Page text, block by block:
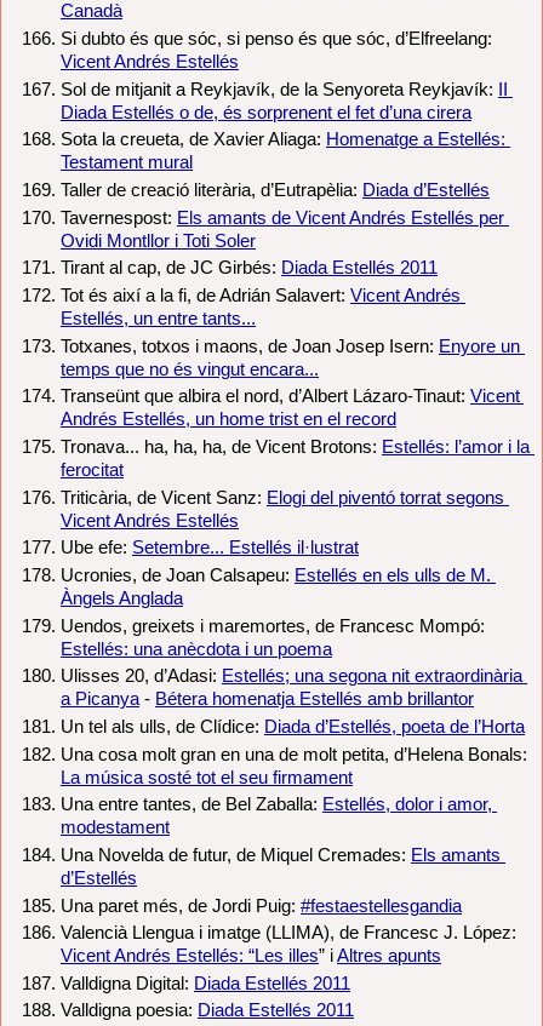
Canadà
Vicent Andrés Estellés
Sol de mitjanit a Reykjavík, de la Senyoreta Reykjavík:
Diada Estellés o de, és sorprenent el fet d’una cirera
Sota la creueta, de Xavier Aliaga: Homenatge a Estellés:
Testament mural
Taller de creació literària, d’Eutrapèlia: Diada d’Estellés
Tavernespost: Els amants de Vicent Andrés Estellés per
Ovidi Montllor i Toti Soler
Tirant al cap, de JC Girbés: Diada Estellés 2011
Tot és així a la fi, de Adrián Salavert: Vicent Andrés
Estellés, un entre tants...
Totxanes, totxos i maons, de Joan Josep Isern: Enyore un
temps que no és vingut encara...
Transeünt que albira el nord, d’Albert Lázaro-Tinaut: Vicent
Andrés Estellés, un home trist en el record
Tronava... ha, ha, ha, de Vicent Brotons: Estellés: l’amor i la
ferocitat
Triticària, de Vicent Sanz: Elogi del piventó torrat segons
Vicent Andrés Estellés
Ube efe: Setembre... Estellés il·lustrat
Ucronies, de Joan Calsapeu: Estellés en els ulls de M.
Àngels Anglada
Estellés: una anècdota i un poema
Ulisses 20, d’Adasi: Estellés; una segona nit extraordinària
a Picanya - Bétera homenatja Estellés amb brillantor
Un tel als ulls, de Clídice: Diada d’Estellés, poeta de l’Horta
La música sosté tot el seu firmament
Una entre tantes, de Bel Zaballa: Estellés, dolor i amor,
modestament
Una Novelda de futur, de Miquel Cremades: Els amants
d’Estellés
Una paret més, de Jordi Puig: #festaestellesgandia
Vicent Andrés Estellés: “Les illes” i Altres apunts
Valldigna Digital: Diada Estellés 2011
Valldigna poesia: Diada Estellés 2011